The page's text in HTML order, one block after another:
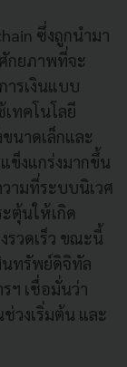
ซึ่งถูกนํามา
กยภาพที่จะ
ารเงินแบบ
เทคโนโลยี
นาดเล็กและ
ข็งแกร่งมากขึ้น
ามที่ระบบนิเวศ
ตุ้นให้เกิด
รวดเร็ว ขณะนี้
ทรัพย์ดิจิทัล
ฯ เชื่อมั่นว่า
วงเริ่มต้น และ